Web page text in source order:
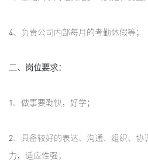
4、负责公司内部每月的考勤休假等；
二、岗位要求：
1、做事要勤快，好学；
2、具备较好的表达、沟通、组织、
力，适应性强；